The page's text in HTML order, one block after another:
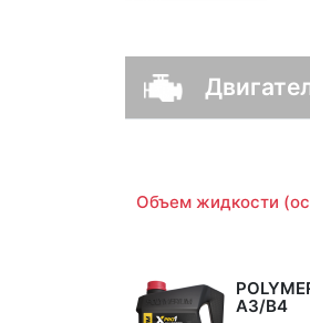
Объем жидкости
A3/B4